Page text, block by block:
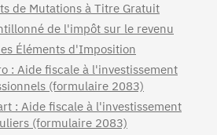
de Mutations à Titre Gratuit
de l'impôt sur le revenu
Éléments d'Imposition
: Aide fiscale à l'investissement
(formulaire 2083)
: Aide fiscale à l'investissement
(formulaire 2083)